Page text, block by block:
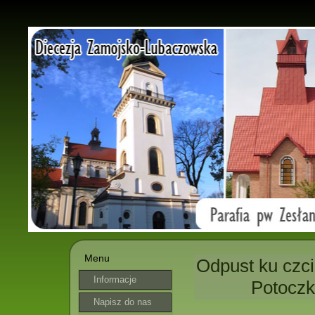
Menu
Informacje
parafialne
Napisz do nas
Odpust ku